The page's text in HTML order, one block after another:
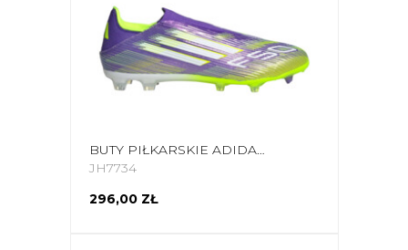
BUTY PIŁKARSKIE ADIDAS F50 LEAGUE LL FG/MG JH7734
JH7734
296,00 ZŁ